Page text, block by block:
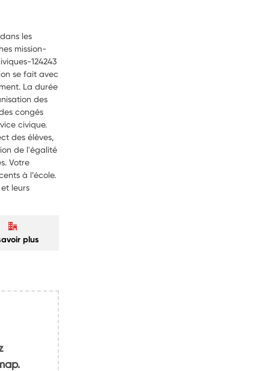
les
mission-
124243
se fait avec
La durée
des
congés
civique.
des élèves,
de l'égalité
Votre
à l’école.
leurs
plus